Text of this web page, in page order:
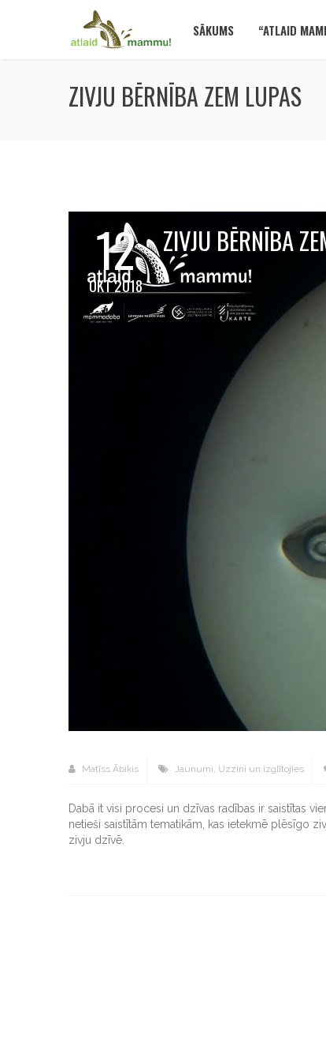
SĀKUMS “ATLAID
ZIVJU BĒRNĪBA ZEM LUPAS
12
OKT 2018
ZIVJU BĒRNĪBA
Matīss Ābiķis Jaunumi, Uzzini un izglītojies
Dabā it visi procesi un dzīvas radības ir saistītas
netieši saistītām tematikām, kas ietekmē plēsīgo
zivju dzīvē.